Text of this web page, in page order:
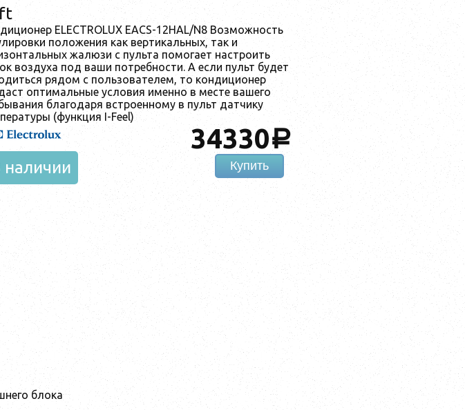
ELECTROLUX EACS-12HAL/N8 Возможность
положения как вертикальных, так и
жалюзи с пульта помогает настроить
воздуха под ваши потребности. А если пульт будет
рядом с пользователем, то кондиционер
оптимальные условия именно в месте вашего
благодаря встроенному в пульт датчику
(функция I-Feel)
34330a
Купить
наличии
блока